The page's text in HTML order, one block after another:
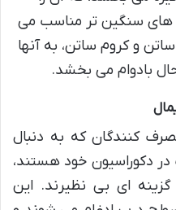
های سنگین تر مناسب می
و کروم ساتن، به آنها
بادوام می بخشد.
کنندگان که به دنبال
دکوراسیون خود هستند،
گزینه ای بی نظیرند. این